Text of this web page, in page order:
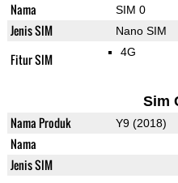
Nama SIM 0
Jenis SIM Nano SIM
Fitur SIM 4G
Sim
Nama Produk Y9 (2018)
Nama
Jenis SIM